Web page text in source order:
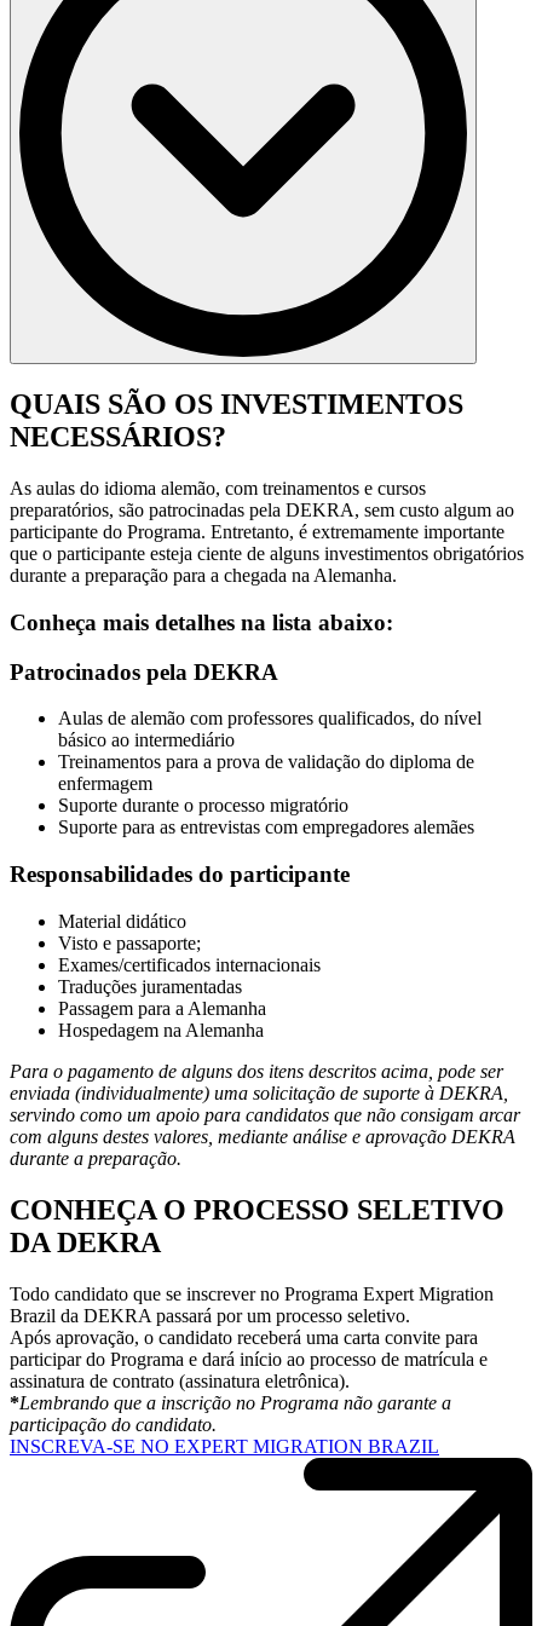
A limitação de idade para participar do Expert Migration Brazil
utiliza como base as
regras e leis do governo alemão.
*A partir de abril de 2020, o governo alemão adicionou uma
cláusula no processo migratório, o que limita a idade dos
QUAIS SÃO OS INVESTIMENTOS
NECESSÁRIOS?
As aulas do idioma alemão, com treinamentos e cursos
preparatórios, são patrocinadas pela DEKRA, sem custo algum ao
participante do Programa. Entretanto, é extremamente importante
que o participante esteja ciente de alguns investimentos obrigatórios
durante a preparação para a chegada na Alemanha.
Conheça mais detalhes na lista abaixo:
Patrocinados pela DEKRA
Aulas de alemão com professores qualificados, do nível
básico ao intermediário
Treinamentos para a prova de validação do diploma de
enfermagem
Suporte durante o processo migratório
Suporte para as entrevistas com empregadores alemães
Responsabilidades do participante
Material didático
Visto e passaporte;
Exames/certificados internacionais
Traduções juramentadas
Passagem para a Alemanha
Hospedagem na Alemanha
Para o pagamento de alguns dos itens descritos acima, pode ser
enviada (individualmente) uma solicitação de suporte à DEKRA,
servindo como um apoio para candidatos que não consigam arcar
com alguns destes valores, mediante análise e aprovação DEKRA
durante a preparação.
CONHEÇA O PROCESSO SELETIVO
DA DEKRA
Todo candidato que se inscrever no Programa Expert Migration
Brazil da DEKRA passará por um processo seletivo.
Após aprovação, o candidato receberá uma carta convite para
participar do Programa e dará início ao processo de matrícula e
assinatura de contrato (assinatura eletrônica).
*Lembrando que a inscrição no Programa não garante a
participação do candidato.
INSCREVA-SE NO EXPERT MIGRATION BRAZIL